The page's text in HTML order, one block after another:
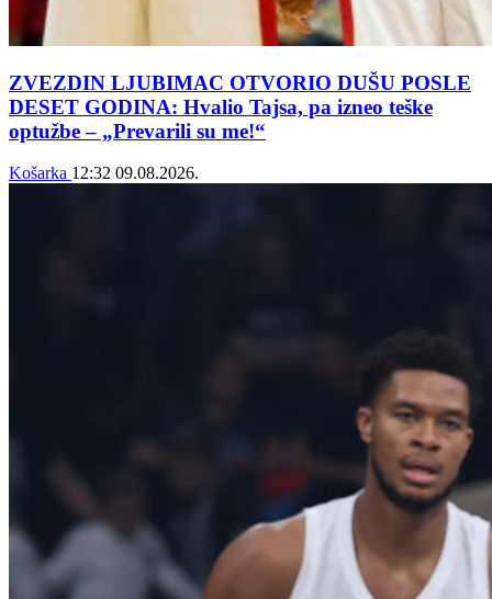
ZVEZDIN LJUBIMAC OTVORIO DUŠU POSLE
DESET GODINA: Hvalio Tajsa, pa izneo teške
optužbe – „Prevarili su me!“
Košarka 12:32 09.08.2026.